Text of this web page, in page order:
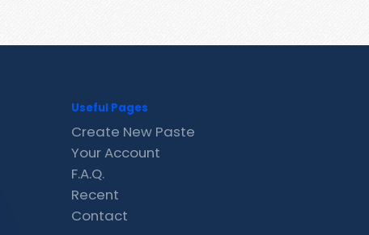
Useful Pages
Create New Paste
Your Account
F.A.Q.
Recent
Contact